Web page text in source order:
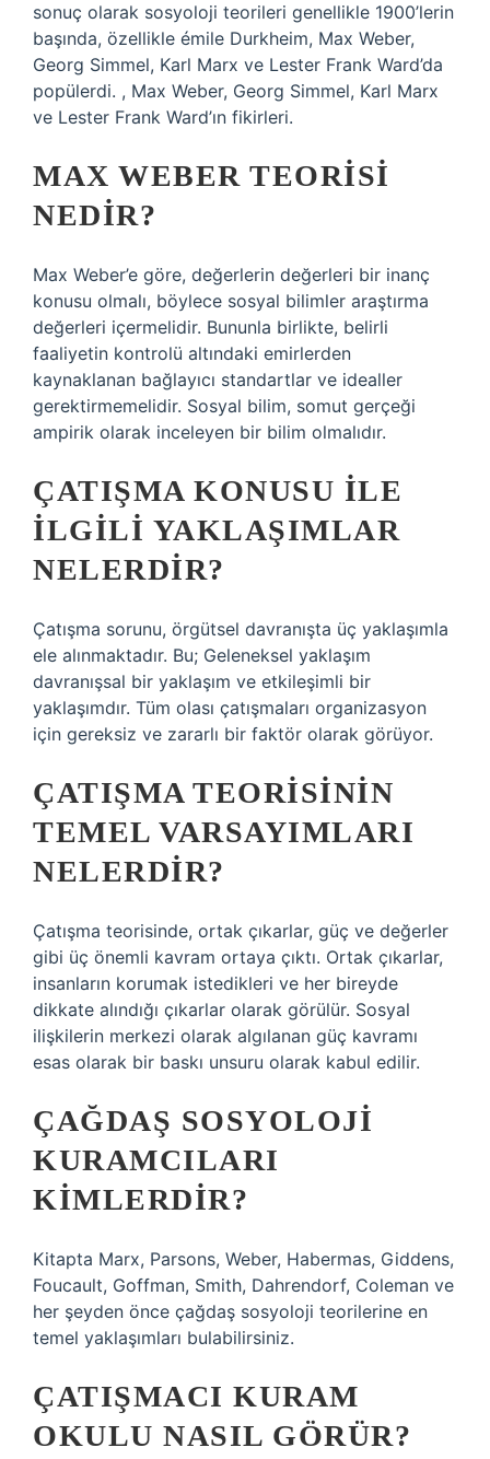
sonuç olarak sosyoloji teorileri genellikle 1900’lerin
başında, özellikle émile Durkheim, Max Weber,
Georg Simmel, Karl Marx ve Lester Frank Ward’da
popülerdi. , Max Weber, Georg Simmel, Karl Marx
ve Lester Frank Ward’ın fikirleri.
MAX WEBER TEORISI
NEDIR?
Max Weber’e göre, değerlerin değerleri bir inanç
konusu olmalı, böylece sosyal bilimler araştırma
değerleri içermelidir. Bununla birlikte, belirli
faaliyetin kontrolü altındaki emirlerden
kaynaklanan bağlayıcı standartlar ve idealler
gerektirmemelidir. Sosyal bilim, somut gerçeği
ampirik olarak inceleyen bir bilim olmalıdır.
ÇATIŞMA KONUSU ILE
ILGILI YAKLAŞIMLAR
NELERDIR?
Çatışma sorunu, örgütsel davranışta üç yaklaşımla
ele alınmaktadır. Bu; Geleneksel yaklaşım
davranışsal bir yaklaşım ve etkileşimli bir
yaklaşımdır. Tüm olası çatışmaları organizasyon
için gereksiz ve zararlı bir faktör olarak görüyor.
ÇATIŞMA TEORISININ
TEMEL VARSAYIMLARI
NELERDIR?
Çatışma teorisinde, ortak çıkarlar, güç ve değerler
gibi üç önemli kavram ortaya çıktı. Ortak çıkarlar,
insanların korumak istedikleri ve her bireyde
dikkate alındığı çıkarlar olarak görülür. Sosyal
ilişkilerin merkezi olarak algılanan güç kavramı
esas olarak bir baskı unsuru olarak kabul edilir.
ÇAĞDAŞ SOSYOLOJI
KURAMCILARI
KIMLERDIR?
Kitapta Marx, Parsons, Weber, Habermas, Giddens,
Foucault, Goffman, Smith, Dahrendorf, Coleman ve
her şeyden önce çağdaş sosyoloji teorilerine en
temel yaklaşımları bulabilirsiniz.
ÇATIŞMACI KURAM
OKULU NASIL GÖRÜR?